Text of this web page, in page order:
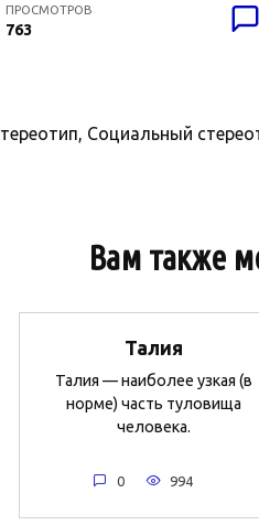
ПРОСМОТРОВ
763
Социальный
Вам также
Талия
Талия — наиболее узкая (в
норме) часть туловища
человека.
0 994